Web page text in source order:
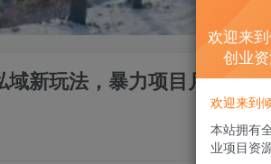
新玩法，暴力项目月入1万
欢迎来
创业
欢迎来到
本站拥有
业项目资